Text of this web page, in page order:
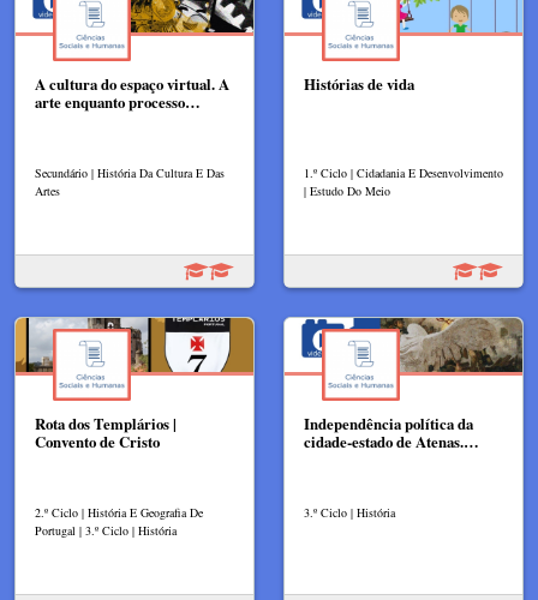
A cultura do espaço virtual. A
arte enquanto processo…
Secundário | História Da Cultura E Das
Artes
Histórias de vida
1.º Ciclo | Cidadania E Desenvolvimento
| Estudo Do Meio
Rota dos Templários |
Convento de Cristo
2.º Ciclo | História E Geografia De
Portugal | 3.º Ciclo | História
Independência política da
cidade-estado de Atenas.…
3.º Ciclo | História